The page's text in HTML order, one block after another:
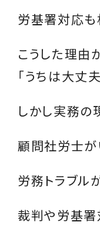
労基署対応も
こうした理由か
「うちは大丈
しかし実務の
顧問社労士が
労務トラブル
裁判や労基署